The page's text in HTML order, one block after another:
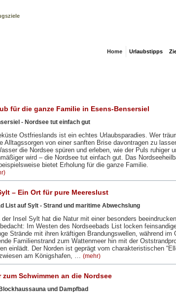
Home Urlaubstipps
für die ganze Familie in Esens-Bensersiel
- Nordsee tut einfach gut
Ostfrieslands ist ein echtes Urlaubsparadies. Wer
Alltagssorgen von einer sanften Brise davontragen zu
die Nordsee spüren und erleben, wie der Puls ruhiger
wird – die Nordsee tut einfach gut. Das
bietet Erholung für die ganze Familie.
– Ein Ort für pure Meereslust
List auf Sylt - Strand und maritime Abwechslung
der Insel Sylt hat die Natur mit einer besonders
Im Westen des Nordseebads List locken
Strände mit ihren kräftigen Brandungswellen, während im
Familienstrand zum Wattenmeer hin mit der
einlädt. Der Norden ist geprägt vom charakteristischen
am Königshafen, … (mehr)
zum Schwimmen an die Nordsee
und Dampfbad